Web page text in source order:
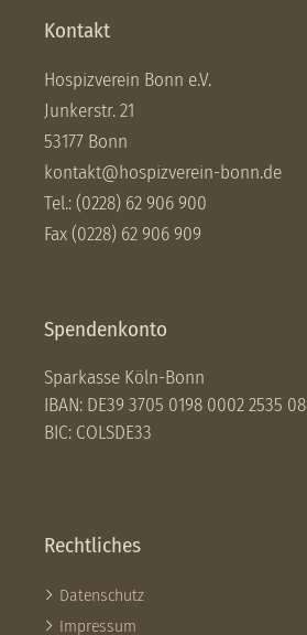
Kontakt
Hospizverein Bonn e.V.
Junkerstr. 21
53177 Bonn
kontakt@hospizverein-bonn.de
Tel.: (0228) 62 906 900
Fax (0228) 62 906 909
Spendenkonto
Sparkasse Köln-Bonn
IBAN: DE39 3705 0198 0002 2535 08
BIC: COLSDE33
Rechtliches
Datenschutz
Impressum